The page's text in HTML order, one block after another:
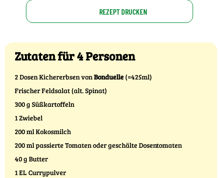
REZEPT DRUCKEN
Zutaten für 4 Personen
2 Dosen Kichererbsen vonBonduelle (=425ml)
Frischer Feldsalat (alt. Spinat)
300 g Süßkartoffeln
1 Zwiebel
200 ml Kokosmilch
200 ml passierte Tomaten oder geschälte Dosentomaten
40 g Butter
1 EL Currypulver